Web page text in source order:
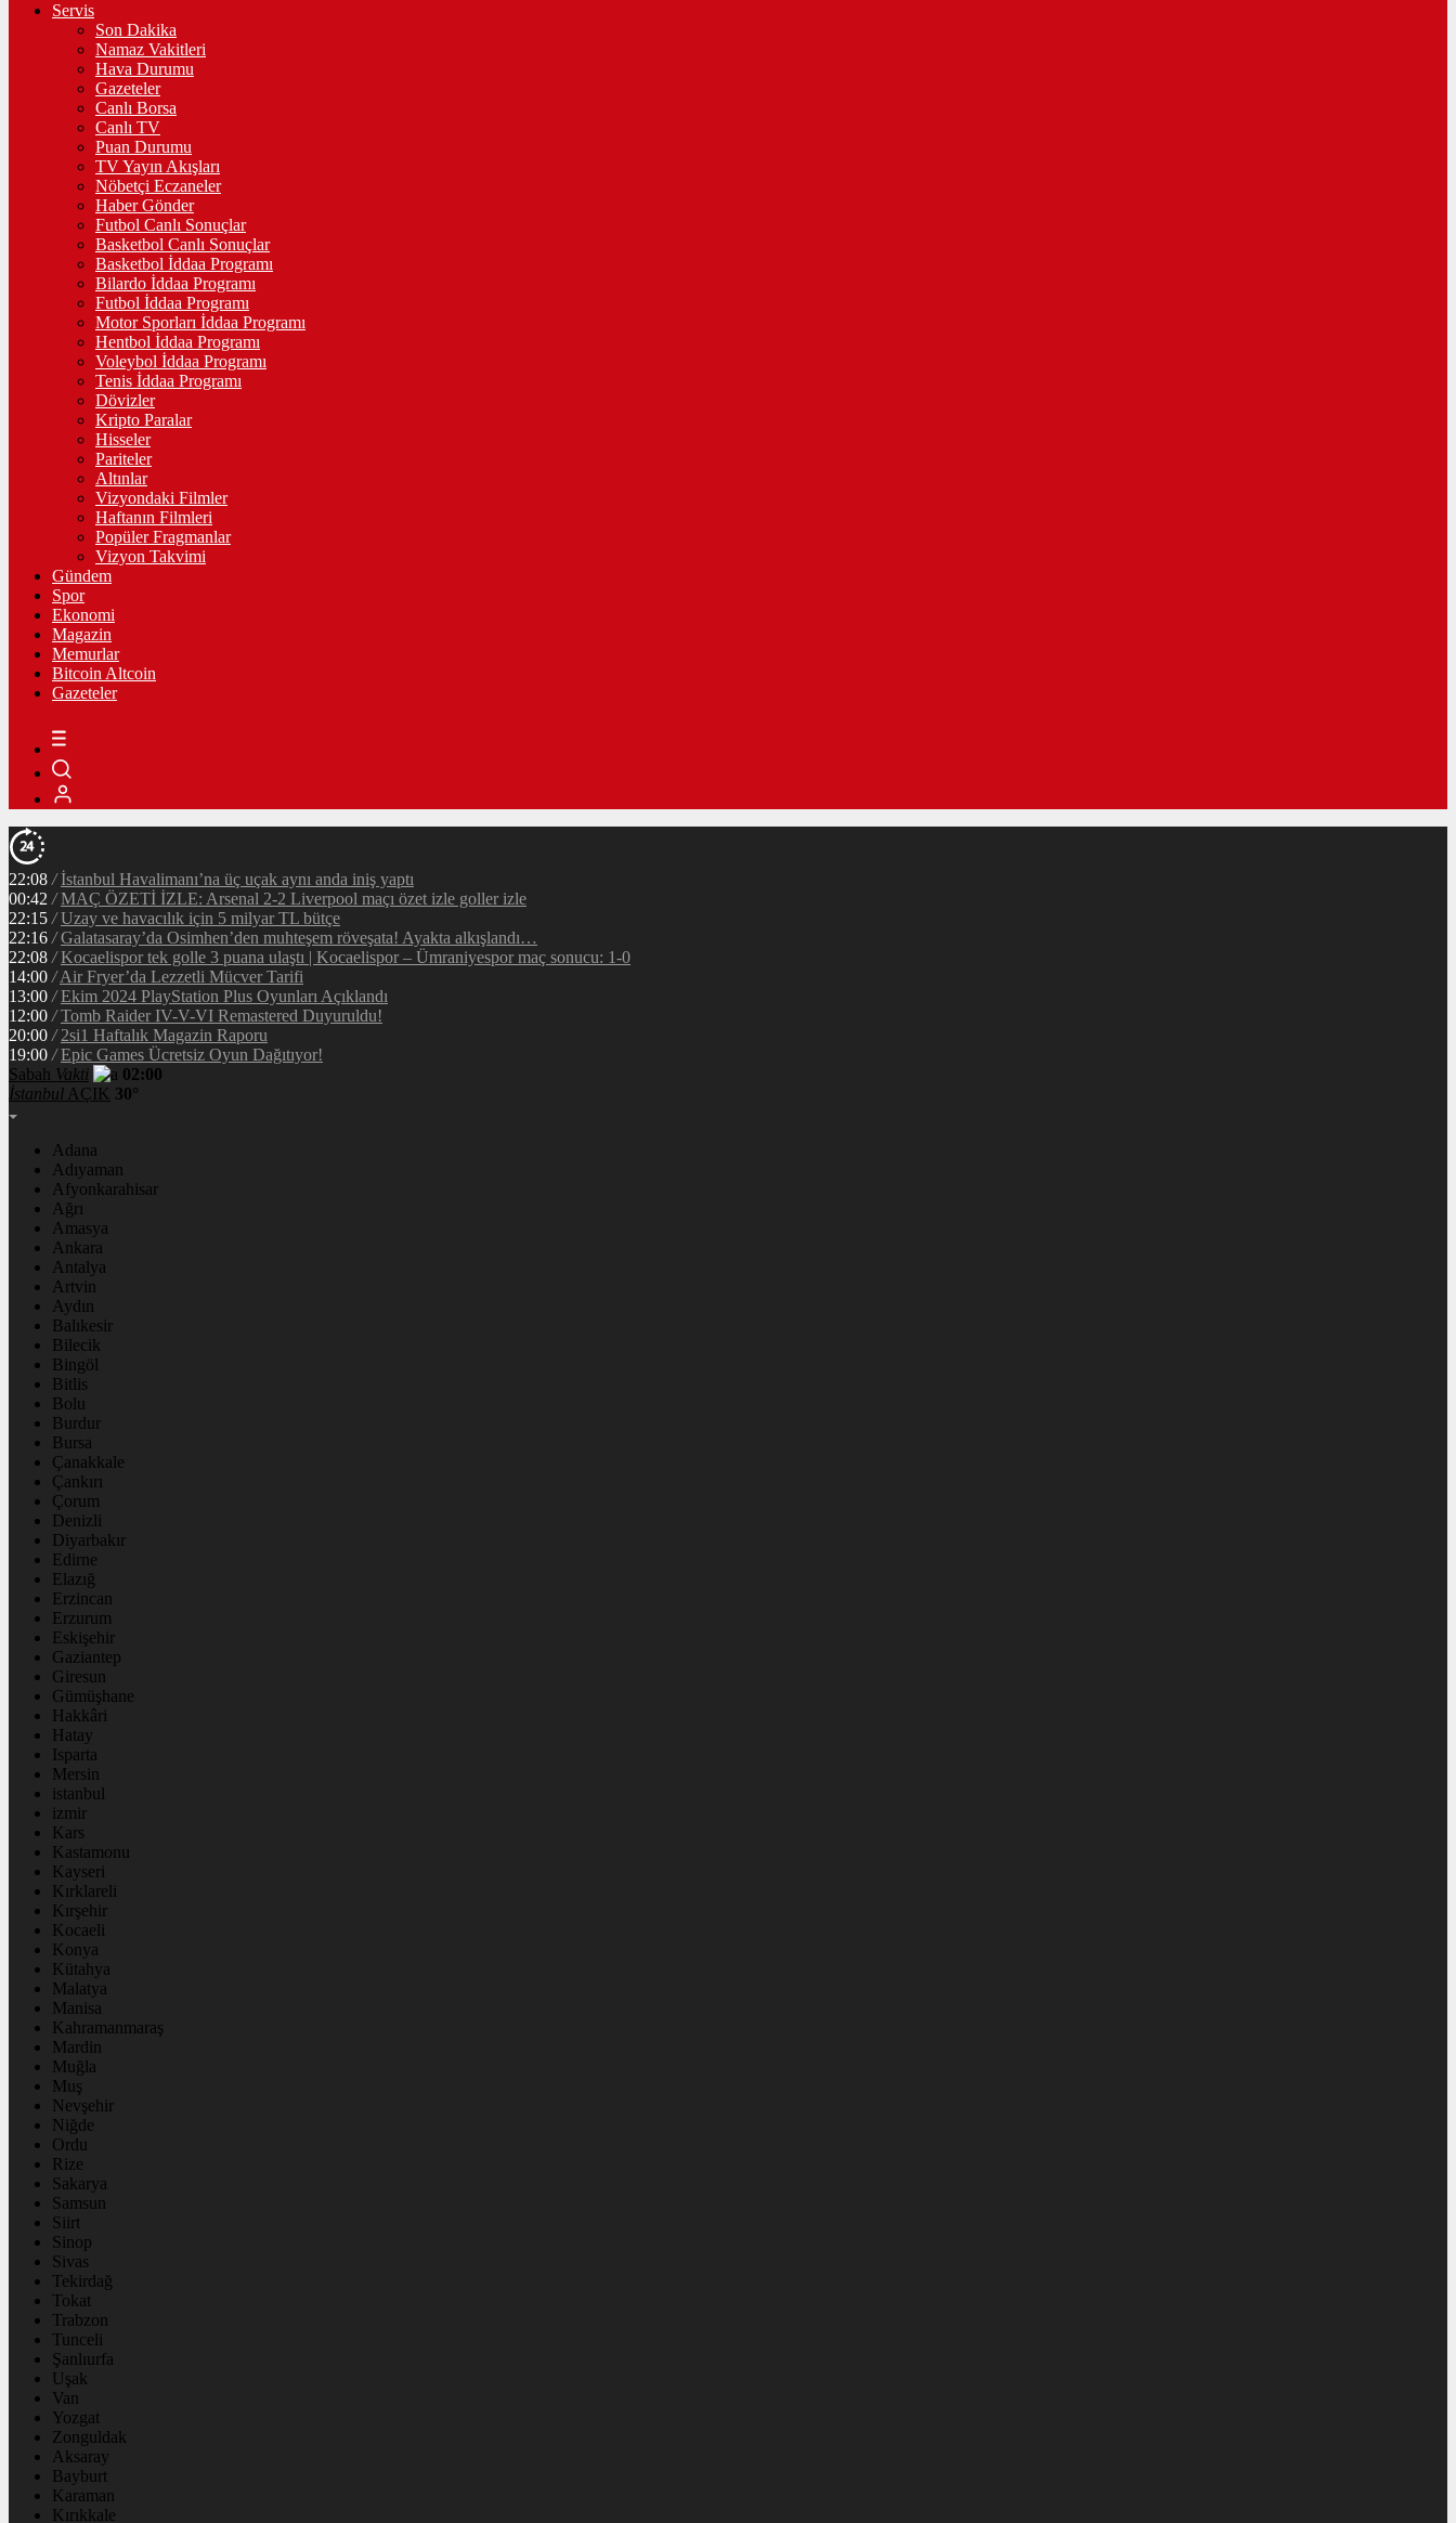
Servis
Son Dakika
Namaz Vakitleri
Hava Durumu
Gazeteler
Canlı Borsa
Canlı TV
Puan Durumu
TV Yayın Akışları
Nöbetçi Eczaneler
Haber Gönder
Futbol Canlı Sonuçlar
Basketbol Canlı Sonuçlar
Basketbol İddaa Programı
Bilardo İddaa Programı
Futbol İddaa Programı
Motor Sporları İddaa Programı
Hentbol İddaa Programı
Voleybol İddaa Programı
Tenis İddaa Programı
Dövizler
Kripto Paralar
Hisseler
Pariteler
Altınlar
Vizyondaki Filmler
Haftanın Filmleri
Popüler Fragmanlar
Vizyon Takvimi
Gündem
Spor
Ekonomi
Magazin
Memurlar
Bitcoin Altcoin
Gazeteler
22:08 / İstanbul Havalimanı’na üç uçak aynı anda iniş yaptı
00:42 / MAÇ ÖZETİ İZLE: Arsenal 2-2 Liverpool maçı özet izle goller izle
22:15 / Uzay ve havacılık için 5 milyar TL bütçe
22:16 / Galatasaray’da Osimhen’den muhteşem röveşata! Ayakta alkışlandı…
22:08 / Kocaelispor tek golle 3 puana ulaştı | Kocaelispor – Ümraniyespor maç sonucu: 1-0
14:00 / Air Fryer’da Lezzetli Mücver Tarifi
13:00 / Ekim 2024 PlayStation Plus Oyunları Açıklandı
12:00 / Tomb Raider IV-V-VI Remastered Duyuruldu!
20:00 / 2si1 Haftalık Magazin Raporu
19:00 / Epic Games Ücretsiz Oyun Dağıtıyor!
Sabah Vakti
02:00
İstanbul AÇIK 30°
Adana
Adıyaman
Afyonkarahisar
Ağrı
Amasya
Ankara
Antalya
Artvin
Aydın
Balıkesir
Bilecik
Bingöl
Bitlis
Bolu
Burdur
Bursa
Çanakkale
Çankırı
Çorum
Denizli
Diyarbakır
Edirne
Elazığ
Erzincan
Erzurum
Eskişehir
Gaziantep
Giresun
Gümüşhane
Hakkâri
Hatay
Isparta
Mersin
istanbul
izmir
Kars
Kastamonu
Kayseri
Kırklareli
Kırşehir
Kocaeli
Konya
Kütahya
Malatya
Manisa
Kahramanmaraş
Mardin
Muğla
Muş
Nevşehir
Niğde
Ordu
Rize
Sakarya
Samsun
Siirt
Sinop
Sivas
Tekirdağ
Tokat
Trabzon
Tunceli
Şanlıurfa
Uşak
Van
Yozgat
Zonguldak
Aksaray
Bayburt
Karaman
Kırıkkale